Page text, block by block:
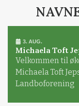
3. AUG.
Michaela Toft
Velkommen til
Michaela Toft
Landboforening